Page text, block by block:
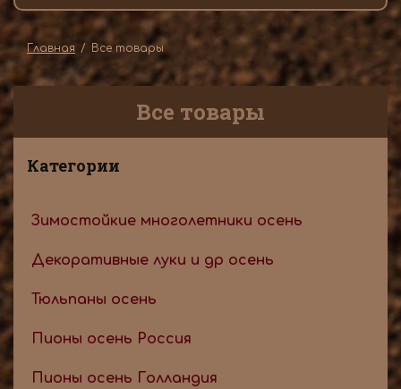
Главная Все товары
Все товары
Категории
Зимостойкие многолетники осень
Декоративные луки и др осень
Тюльпаны осень
Пионы осень Россия
Пионы осень Голландия